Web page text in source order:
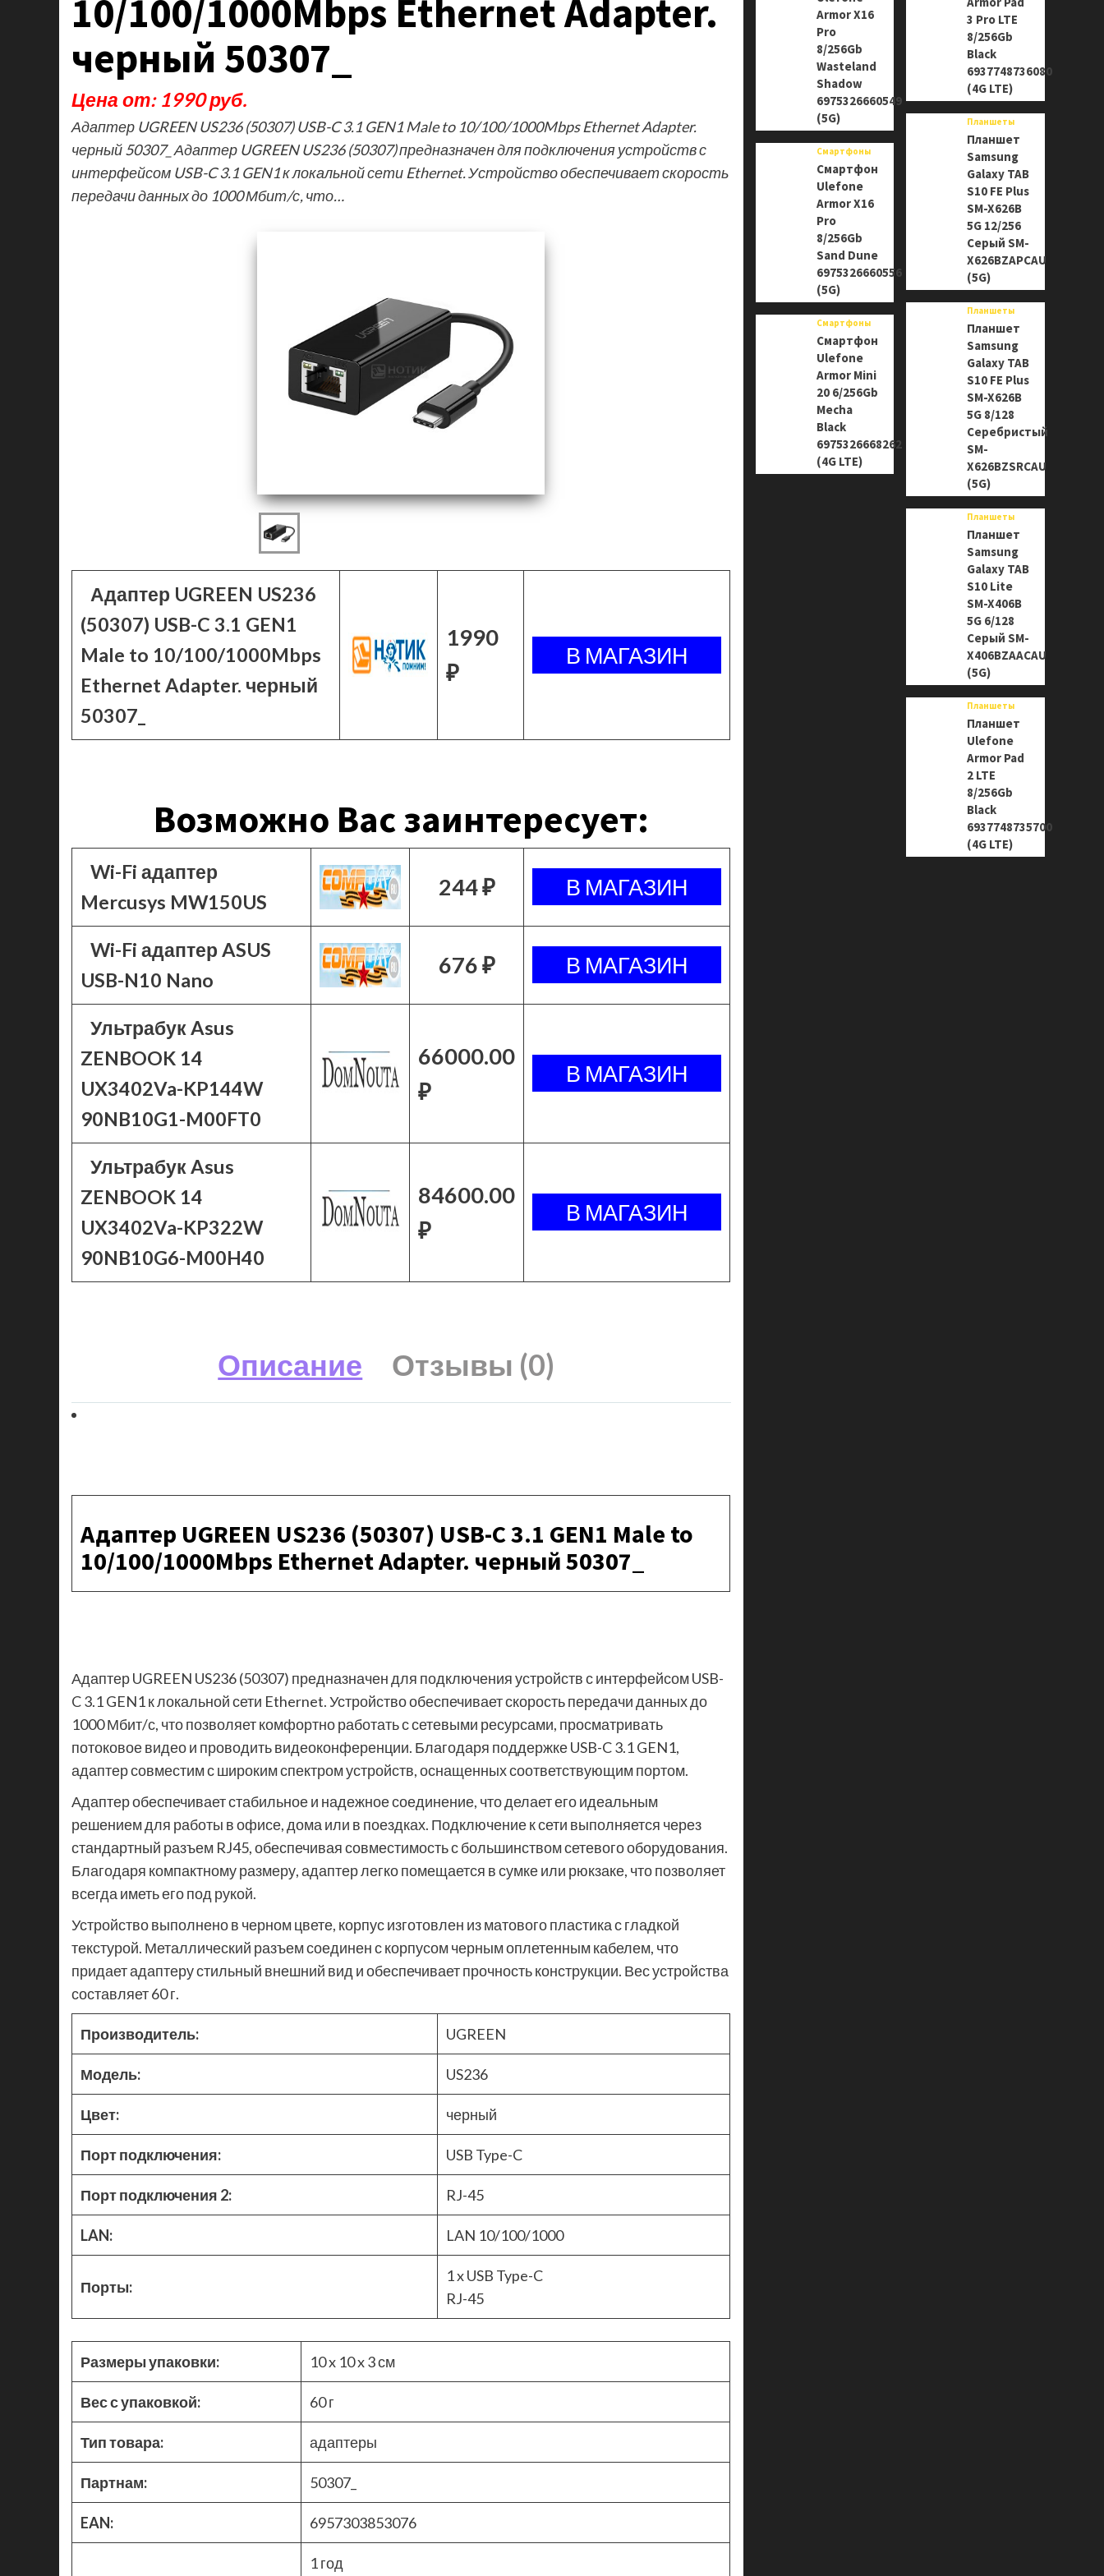
10/100/1000Mbps Ethernet Adapter.
черный 50307_
Цена от: 1990 руб.
Адаптер UGREEN US236 (50307) USB-C 3.1 GEN1 Male to 10/100/1000Mbps Ethernet Adapter.
черный 50307_ Адаптер UGREEN US236 (50307) предназначен для подключения устройств с
интерфейсом USB-C 3.1 GEN1 к локальной сети Ethernet. Устройство обеспечивает скорость
передачи данных до 1000 Мбит/с, что…
Адаптер UGREEN US236
(50307) USB-C 3.1 GEN1
Male to 10/100/1000Mbps
Ethernet Adapter. черный
50307_
1990
₽
Возможно Вас заинтересует:
Wi-Fi адаптер
Mercusys MW150US
244 ₽
Wi-Fi адаптер ASUS
USB-N10 Nano
676 ₽
Ультрабук Asus
ZENBOOK 14
UX3402Va-KP144W
90NB10G1-M00FT0
66000.00
₽
Ультрабук Asus
ZENBOOK 14
UX3402Va-KP322W
90NB10G6-M00H40
84600.00
₽
Описание Отзывы (0)
Адаптер UGREEN US236 (50307) USB-C 3.1 GEN1 Male to
10/100/1000Mbps Ethernet Adapter. черный 50307_
Адаптер UGREEN US236 (50307) предназначен для подключения устройств с интерфейсом USB-
C 3.1 GEN1 к локальной сети Ethernet. Устройство обеспечивает скорость передачи данных до
1000 Мбит/с, что позволяет комфортно работать с сетевыми ресурсами, просматривать
потоковое видео и проводить видеоконференции. Благодаря поддержке USB-C 3.1 GEN1,
адаптер совместим с широким спектром устройств, оснащенных соответствующим портом.
Адаптер обеспечивает стабильное и надежное соединение, что делает его идеальным
решением для работы в офисе, дома или в поездках. Подключение к сети выполняется через
стандартный разъем RJ45, обеспечивая совместимость с большинством сетевого оборудования.
Благодаря компактному размеру, адаптер легко помещается в сумке или рюкзаке, что позволяет
всегда иметь его под рукой.
Устройство выполнено в черном цвете, корпус изготовлен из матового пластика с гладкой
текстурой. Металлический разъем соединен с корпусом черным оплетенным кабелем, что
придает адаптеру стильный внешний вид и обеспечивает прочность конструкции. Вес устройства
составляет 60 г.
Производитель: UGREEN
Модель: US236
Цвет: черный
Порт подключения: USB Type-C
Порт подключения 2: RJ-45
LAN: LAN 10/100/1000
Порты:
1 x USB Type-C
RJ-45
Размеры упаковки: 10 x 10 x 3 см
Вес с упаковкой: 60 г
Тип товара: адаптеры
Партнам: 50307_
EAN: 6957303853076
1 год
Armor X16
Pro
8/256Gb
Wasteland
Shadow
6975326660549
(5G)
Смартфоны
Смартфон
Ulefone
Armor X16
Pro
8/256Gb
Sand Dune
6975326660556
(5G)
Смартфоны
Смартфон
Ulefone
Armor Mini
20 6/256Gb
Mecha
Black
6975326668262
(4G LTE)
3 Pro LTE
8/256Gb
Black
6937748736080
(4G LTE)
Планшеты
Планшет
Samsung
Galaxy TAB
S10 FE Plus
SM-X626B
5G 12/256
Серый SM-
X626BZAPCAU
(5G)
Планшеты
Планшет
Samsung
Galaxy TAB
S10 FE Plus
SM-X626B
5G 8/128
Серебристый
SM-
X626BZSRCAU
(5G)
Планшеты
Планшет
Samsung
Galaxy TAB
S10 Lite
SM-X406B
5G 6/128
Серый SM-
X406BZAACAU
(5G)
Планшеты
Планшет
Ulefone
Armor Pad
2 LTE
8/256Gb
Black
6937748735700
(4G LTE)